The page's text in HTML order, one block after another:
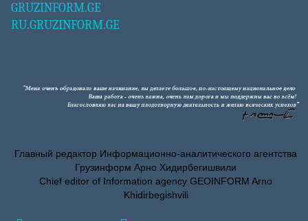
GRUZINFORM.GE
RU.GRUZINFORM.GE
Главный редактор Информационно-аналитического агентства
Грузинформ Арно Хидирбегишвили
Chief editor of Information agency GEOINFORM Arno
Khidirbegishvili